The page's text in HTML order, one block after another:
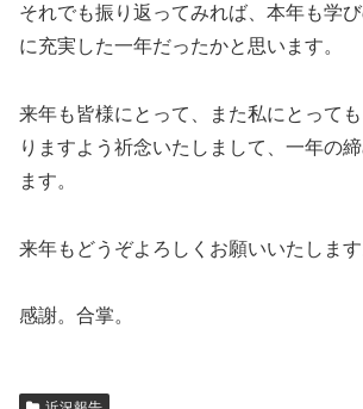
それでも振り返ってみれば、本年も学
に充実した一年だったかと思います。
来年も皆様にとって、また私にとって
りますよう祈念いたしまして、一年の
ます。
来年もどうぞよろしくお願いいたします
感謝。合掌。